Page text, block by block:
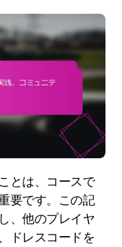
要です。この記
、他のプレイヤ
ドレスコードを